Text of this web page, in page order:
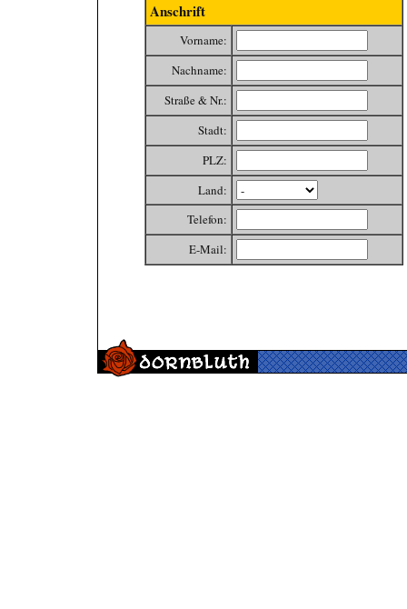
Anschrift
Vorname:
Nachname:
Straße & Nr.:
Stadt:
PLZ:
Land:
Telefon:
E-Mail: